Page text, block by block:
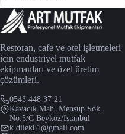
Restoran, cafe ve otel işletmeleri
için endüstriyel mutfak
ekipmanları ve özel üretim
çözümleri.
0543 448 37 21
Kavacık Mah. Mensup Sok.
No:5/C Beykoz/İstanbul
k.dilek81@gmail.com